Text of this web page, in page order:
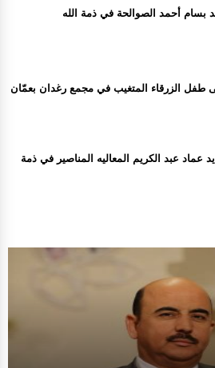
بسام أحمد الصوالحة في ذمة الله
طفل الزرقاء المتغيب في مجمع رغدان بعمّان
عماد عبد الكريم المعاليه المناصير في ذمة